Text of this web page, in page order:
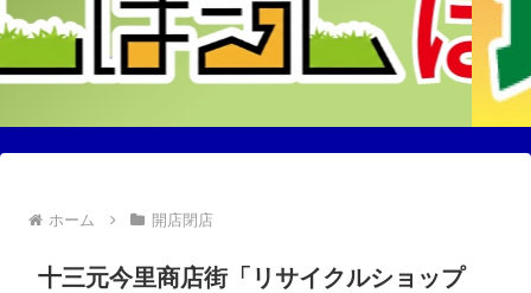
ホーム 開店閉店
十三元今里商店街「リサイクルショップ